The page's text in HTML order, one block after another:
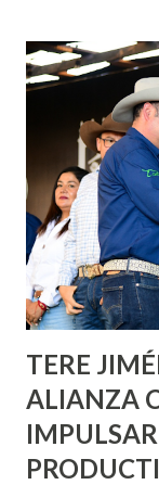
Corazón Urbano
informó que en
metros
Nieto, entre
lo que se aplicará
llevará este
Asunción,
los edificios
Norias de Paso
TERE
ALIANZA